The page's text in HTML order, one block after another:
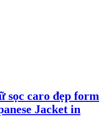
sọc caro đẹp form
Jacket in